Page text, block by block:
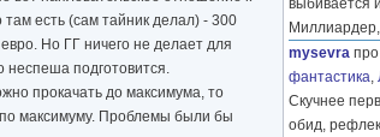
есть (сам тайник делал) - 300
Но ГГ ничего не делает для
неспеша подготовится.
прокачать до максимума, то
по максимуму. Проблемы были бы
выбивается
mysevra про
фантастика,
Скучнее
обид,